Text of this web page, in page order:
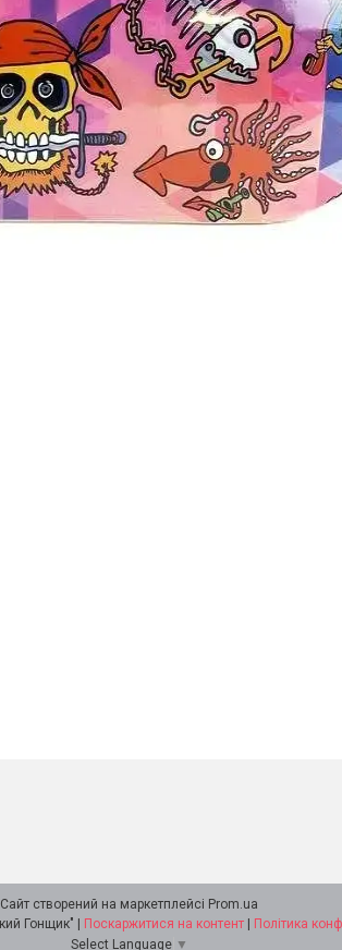
Сайт створений на маркетплейсі Prom.ua
Поскаржитися на контент
Політика
Select Language ▼